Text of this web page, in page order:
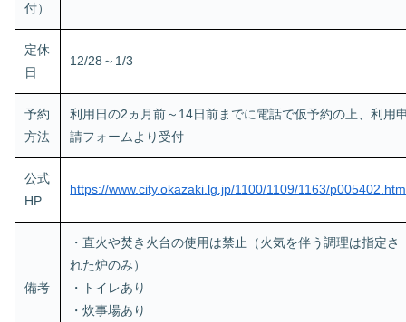
付）
定休
日
12/28～1/3
予約
方法
利用日の2ヵ月前～14日前までに電話で仮予約の上、利用
請フォームより受付
公式
HP
https://www.city.okazaki.lg.jp/1100/1109/1163/
備考
・直火や焚き火台の使用は禁止（火気を伴う調理は指定さ
れた炉のみ）
・トイレあり
・炊事場あり